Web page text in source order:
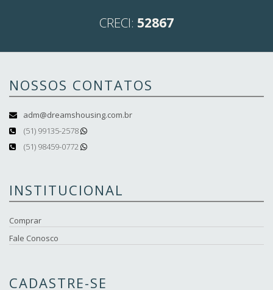
CRECI: 52867
NOSSOS CONTATOS
adm@dreamshousing.com.br
(51) 99135-2578
(51) 98459-0772
INSTITUCIONAL
Comprar
Fale Conosco
CADASTRE-SE